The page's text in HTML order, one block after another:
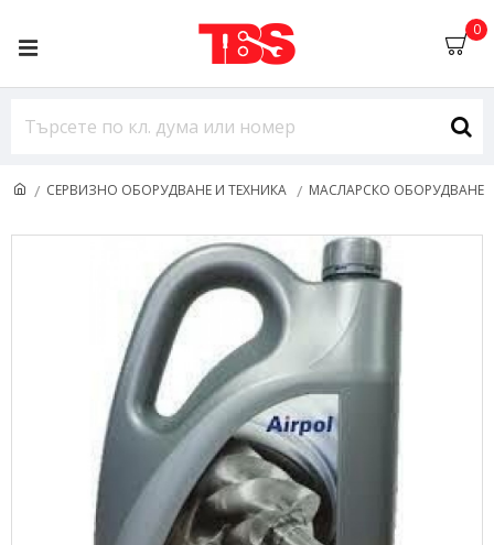
0
СЕРВИЗНО ОБОРУДВАНЕ И ТЕХНИКА МАСЛАРСКО ОБОРУДВАНЕ